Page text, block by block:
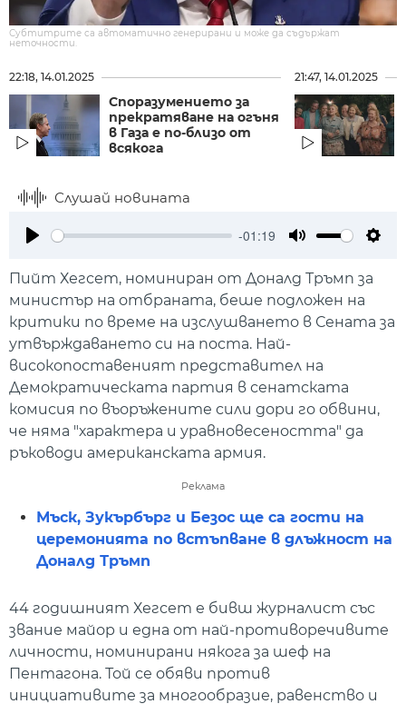
Субтитрите са автоматично генерирани и може да съдържат
неточности.
22:18, 14.01.2025
Споразумението за
прекратяване на огъня
в Газа е по-близо от
всякога
21:47, 14.01.2025
Слушай новината
-01:19
Пийт Хегсет, номиниран от Доналд Тръмп за
министър на отбраната, беше подложен на
критики по време на изслушването в Сената за
утвърждаването си на поста. Най-
високопоставеният представител на
Демократическата партия в сенатската
комисия по въоръжените сили дори го обвини,
че няма "характера и уравновесеността" да
ръководи американската армия.
Реклама
Мъск, Зукърбърг и Безос ще са гости на
церемонията по встъпване в длъжност на
Доналд Тръмп
44 годишният Хегсет е бивш журналист със
звание майор и една от най-противоречивите
личности, номинирани някога за шеф на
Пентагона. Той се обяви против
инициативите за многообразие, равенство и